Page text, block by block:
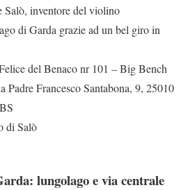
Salò, inventore del violino
di Garda grazie ad un bel giro in
del Benaco nr 101 – Big Bench
Francesco Santabona, 9, 25010
di Salò
lungolago e via centrale